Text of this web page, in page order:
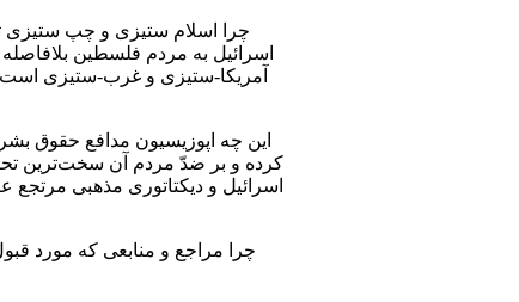
چرا اسلام ستیزی و چپ ستیزی
اسرائیل به مردم فلسطین
آمریکا-ستیزی و غرب-ستیزی
این چه اپوزیسیون مدافع حقوق
کرده و بر ضدّ مردم آن سخت‌ترین
اسرائیل و دیکتاتوری مذهبی‌
چرا مراجع و منابعی که مورد